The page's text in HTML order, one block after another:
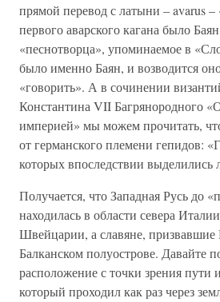
прямой перевод с латыни – avarus
первого аварского кагана было
«песнотворца», упоминаемое в
было именно Баян, и возводится
«говорить». А в сочинении
Константина VII Багрянородного
империей» мы можем прочитать,
от германского племени гепидов:
которых впоследствии выделились
Получается, что Западная Русь до
находилась в области севера
Швейцарии, а славяне, призвавшие
Балканском полуострове. Давайте
расположение с точки зрения пути
который проходил как раз через